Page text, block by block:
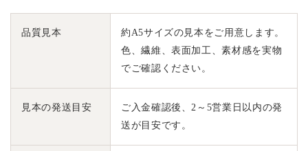
品質見本
約A5サイズの見本をご用意します。
色、繊維、表面加工、素材感を実物
でご確認ください。
見本の発送目安
ご入金確認後、2～5営業日以内の発
送が目安です。